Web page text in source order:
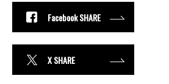
Facebook SHARE
X SHARE